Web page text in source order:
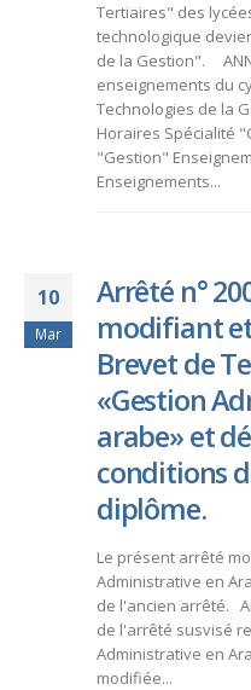
Tertiaires" des
technologique
de la Gestion".
enseignements du
Technologies de la
Horaires Spécialité
"Gestion"
Enseignements...
10
Mar
Arrêté n°
modifiant
Brevet de
«Gestion
arabe» et
conditions
diplôme.
Le présent arrêté
Administrative en
de l'ancien arrêté.
de l'arrêté susvisé
Administrative en
modifiée...